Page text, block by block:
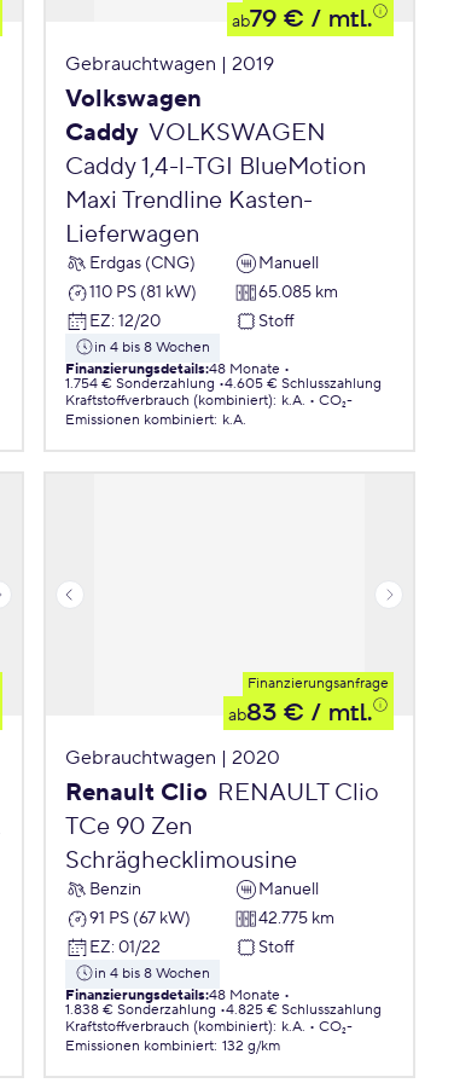
ab79 € / mtl.
Gebrauchtwagen | 2019
Volkswagen
Caddy VOLKSWAGEN
Caddy 1,4-l-TGI BlueMotion
Maxi Trendline Kasten-
Lieferwagen
Erdgas (CNG)
Manuell
110 PS (81 kW)
65.085 km
EZ: 12/20 Stoff
in 4 bis 8 Wochen
Finanzierungsdetails:48 Monate
1.754 € Sonderzahlung 4.605 € Schlusszahlung
Kraftstoffverbrauch (kombiniert): k.A.
CO₂-
Emissionen kombiniert: k.A.
Finanzierungsanfrage
ab83 € / mtl.
Gebrauchtwagen | 2020
Renault Clio RENAULT Clio
TCe 90 Zen
Schräghecklimousine
Benzin
Manuell
91 PS (67 kW)
42.775 km
EZ: 01/22 Stoff
in 4 bis 8 Wochen
Finanzierungsdetails:48 Monate
1.838 € Sonderzahlung 4.825 € Schlusszahlung
Kraftstoffverbrauch (kombiniert): k.A.
CO₂-
Emissionen kombiniert: 132 g/km